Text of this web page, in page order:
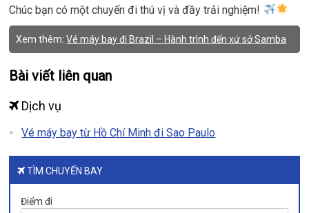
Chúc bạn có một chuyến đi thú vị và đầy trải nghiệm!
Xem thêm:Vé máy bay đi Brazil – Hành trình đến xứ sở Samba
Bài viết liên quan
Dịch vụ
Vé máy bay từ Hồ Chí Minh đi Sao Paulo
TÌM CHUYẾN BAY
Điểm đi